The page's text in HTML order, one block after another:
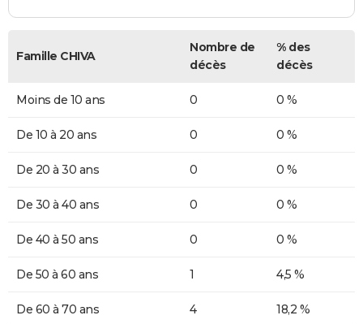
Famille CHIVA
Nombre de
décès
% des
décès
Moins de 10 ans 0 0 %
De 10 à 20 ans 0 0 %
De 20 à 30 ans 0 0 %
De 30 à 40 ans 0 0 %
De 40 à 50 ans 0 0 %
De 50 à 60 ans 1 4,5 %
De 60 à 70 ans 4 18,2 %